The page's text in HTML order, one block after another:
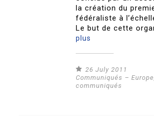
la création du
fédéraliste à
Le but de cette
plus
26 July 2011
Communiqués – Europe
communiqués